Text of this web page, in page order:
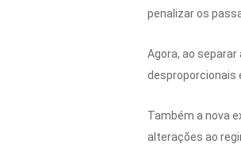
penalizar os
Agora, ao
desproporcionais
Também a nova
alterações ao